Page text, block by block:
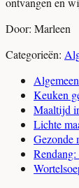
Door: Marleen
Categorieën:
Algemeen
Keuken
Maaltijd
Lichte
Gezonde